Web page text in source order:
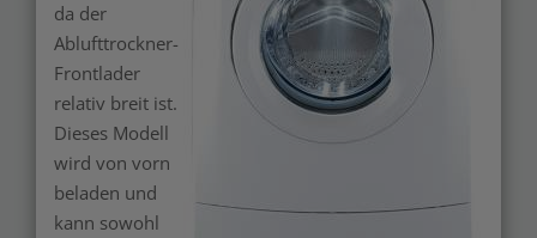
da der
Ablufttrockner-
Frontlader
relativ breit ist.
Dieses Modell
wird von vorn
beladen und
kann sowohl